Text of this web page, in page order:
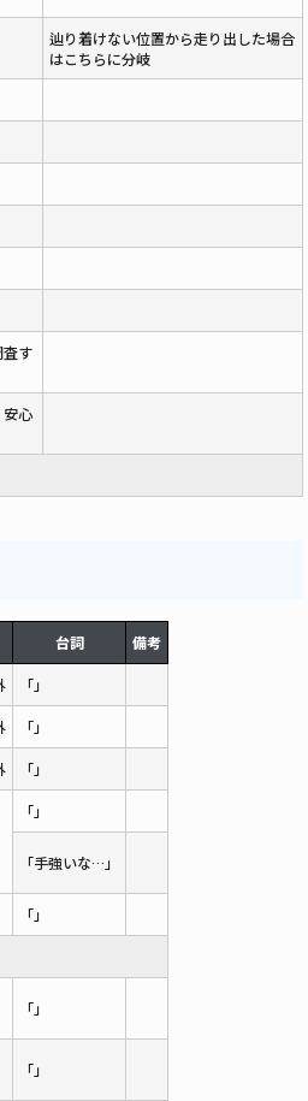
辿り着けない位置から走り出した場合
はこちらに分岐
査す
安心
台詞 備考
「」
「」
「」
「」
「手強いな…」
「」
「」
「」